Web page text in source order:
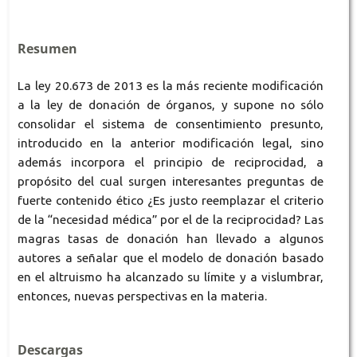
Resumen
La ley 20.673 de 2013 es la más reciente modificación
a la ley de donación de órganos, y supone no sólo
consolidar el sistema de consentimiento presunto,
introducido en la anterior modificación legal, sino
además incorpora el principio de reciprocidad, a
propósito del cual surgen interesantes preguntas de
fuerte contenido ético ¿Es justo reemplazar el criterio
de la “necesidad médica” por el de la reciprocidad? Las
magras tasas de donación han llevado a algunos
autores a señalar que el modelo de donación basado
en el altruismo ha alcanzado su límite y a vislumbrar,
entonces, nuevas perspectivas en la materia.
Descargas